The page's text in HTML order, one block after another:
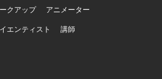
クアップ
アニメーター
エンティスト 講師